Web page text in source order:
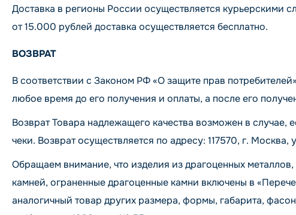
Доставка в регионы России осуществляется курьерскими
от 15.000 рублей доставка осуществляется бесплатно.
ВОЗВРАТ
В соответствии с Законом РФ «О защите прав
любое время до его получения и оплаты, а после его
Возврат Товара надлежащего качества возможен в
чеки. Возврат осуществляется по адресу: 117570, г.
Обращаем внимание, что изделия из драгоценных
камней, ограненные драгоценные камни включены в
аналогичный товар других размера, формы, габарита,